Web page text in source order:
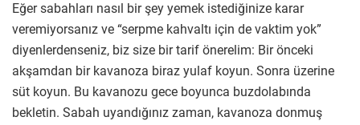
Eğer sabahları nasıl bir şey yemek istediğinize karar
veremiyorsanız ve “serpme kahvaltı için de vaktim yok”
diyenlerdenseniz, biz size bir tarif önerelim: Bir önceki
akşamdan bir kavanoza biraz yulaf koyun. Sonra üzerine
süt koyun. Bu kavanozu gece boyunca buzdolabında
bekletin. Sabah uyandığınız zaman, kavanoza donmuş